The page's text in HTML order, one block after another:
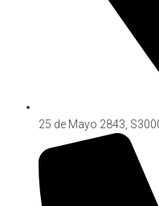
25 de Mayo 2843,